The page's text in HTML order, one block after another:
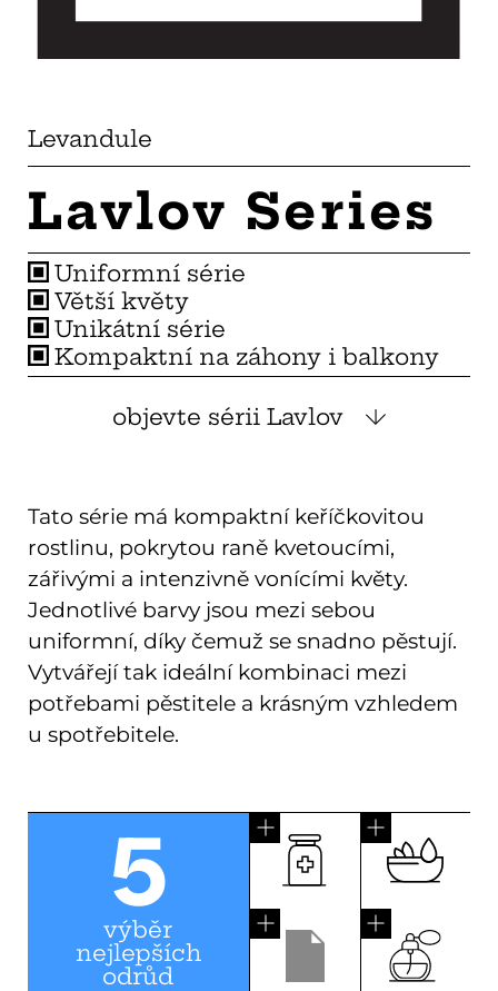
Levandule
Lavlov Series
Uniformní série
Větší květy
Unikátní série
Kompaktní na záhony i balkony
objevte sérii Lavlov
Tato série má kompaktní keříčkovitou
rostlinu, pokrytou raně kvetoucími,
zářivými a intenzivně vonícími květy.
Jednotlivé barvy jsou mezi sebou
uniformní, díky čemuž se snadno pěstují.
Vytvářejí tak ideální kombinaci mezi
potřebami pěstitele a krásným vzhledem
u spotřebitele.
5
výběr
nejlepších
odrůd